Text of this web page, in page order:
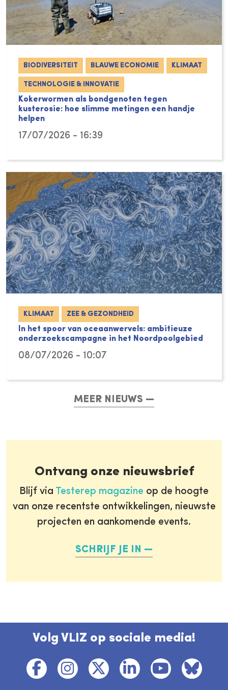
BIODIVERSITEIT BLAUWE ECONOMIE KLIMAAT
TECHNOLOGIE & INNOVATIE
Kokerwormen als bondgenoten tegen
kusterosie: hoe slimme metingen een handje
helpen
17/07/2026 - 16:39
KLIMAAT ZEE & GEZONDHEID
In het spoor van oceaanwervels: ambitieuze
onderzoekscampagne in het Noordpoolgebied
08/07/2026 - 10:07
MEER NIEUWS
Ontvang onze nieuwsbrief
Blijf via Testerep magazine op de hoogte
van onze recentste ontwikkelingen, nieuwste
projecten en aankomende events.
SCHRIJF JE IN
Volg VLIZ op sociale media!